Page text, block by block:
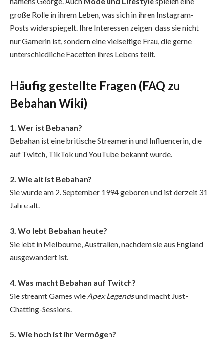
große Rolle in ihrem Leben, was sich in ihren Instagram-
Posts widerspiegelt. Ihre Interessen zeigen, dass sie nicht
nur Gamerin ist, sondern eine vielseitige Frau, die gerne
unterschiedliche Facetten ihres Lebens teilt.
Häufig gestellte Fragen (FAQ zu
Bebahan Wiki)
1. Wer ist Bebahan?
Bebahan ist eine britische Streamerin und Influencerin, die
auf Twitch, TikTok und YouTube bekannt wurde.
2. Wie alt ist Bebahan?
Sie wurde am 2. September 1994 geboren und ist derzeit 31
Jahre alt.
3. Wo lebt Bebahan heute?
Sie lebt in Melbourne, Australien, nachdem sie aus England
ausgewandert ist.
4. Was macht Bebahan auf Twitch?
Sie streamt Games wie Apex Legendsund macht Just-
Chatting-Sessions.
5. Wie hoch ist ihr Vermögen?